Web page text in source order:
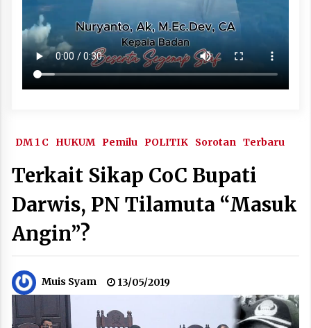
DM 1 C HUKUM Pemilu POLITIK Sorotan Terbaru
Terkait Sikap CoC Bupati
Darwis, PN Tilamuta “Masuk
Angin”?
Muis Syam 13/05/2019